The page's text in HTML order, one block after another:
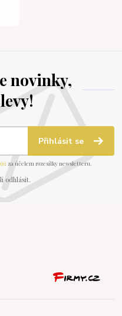
novinky,
Přihlásit se
za účelem rozesílky newsletteru.
odhlásit.